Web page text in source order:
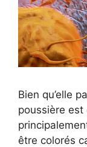
Bien qu’elle
poussière
être colorés